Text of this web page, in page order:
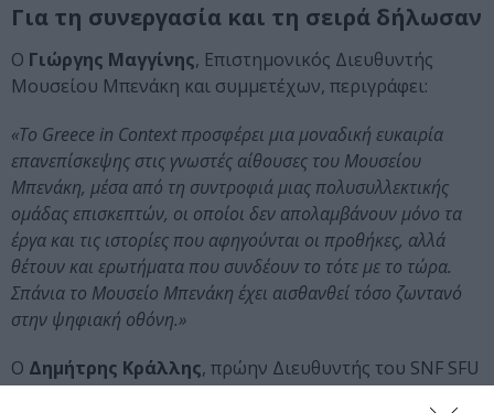
Για τη συνεργασία και τη σειρά δήλωσαν
Ο Γιώργης Μαγγίνης, Επιστημονικός Διευθυντής
Μουσείου Μπενάκη και συμμετέχων, περιγράφει:
«Το Greece in Context προσφέρει μια μοναδική ευκαιρία
επανεπίσκεψης στις γνωστές αίθουσες του Μουσείου
Μπενάκη, μέσα από τη συντροφιά μιας πολυσυλλεκτικής
ομάδας επισκεπτών, οι οποίοι δεν απολαμβάνουν μόνο τα
έργα και τις ιστορίες που αφηγούνται οι προθήκες, αλλά
θέτουν και ερωτήματα που συνδέουν το τότε με το τώρα.
Σπάνια το Μουσείο Μπενάκη έχει αισθανθεί τόσο ζωντανό
στην ψηφιακή οθόνη.»
Ο Δημήτρης Κράλλης, πρώην Διευθυντής του SNF SFU